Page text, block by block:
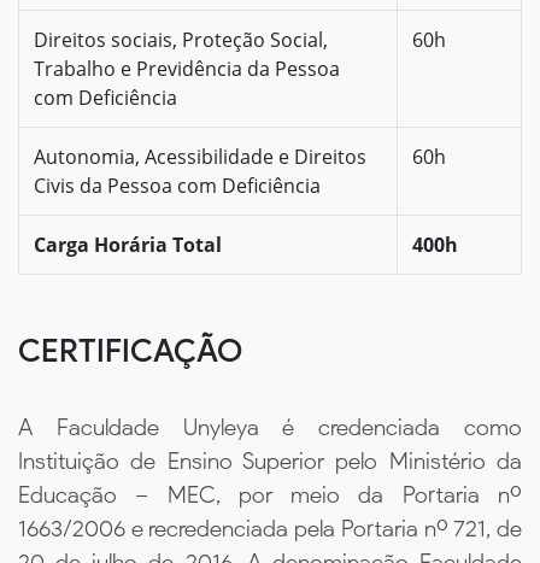
Direitos sociais, Proteção Social,
Trabalho e Previdência da Pessoa
com Deficiência
60h
Autonomia, Acessibilidade e Direitos
Civis da Pessoa com Deficiência
60h
Carga Horária Total 400h
CERTIFICAÇÃO
A Faculdade Unyleya é credenciada como
Instituição de Ensino Superior pelo Ministério da
Educação – MEC, por meio da Portaria nº
1663/2006 e recredenciada pela Portaria nº 721, de